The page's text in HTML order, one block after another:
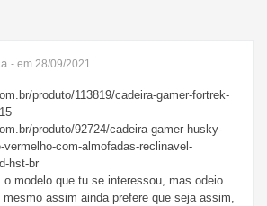
- em 28/09/2021
produto/113819/cadeira-gamer-fortrek-
produto/92724/cadeira-gamer-husky-
vermelho-com-almofadas-reclinavel-
hst-br
o modelo que tu se interessou, mas odeio
assim ainda prefere que seja assim,